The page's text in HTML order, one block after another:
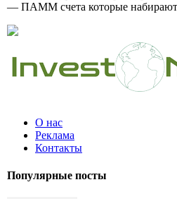
— ПАММ счета которые набирают
О нас
Реклама
Контакты
Популярные посты